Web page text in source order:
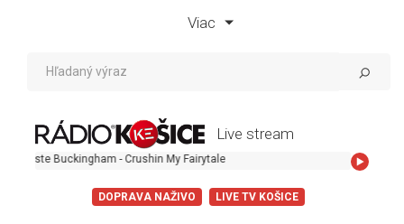
Viac
Live stream
Buckingham - Crushin My Fairytale
DOPRAVA NAŽIVO LIVE TV KOŠICE